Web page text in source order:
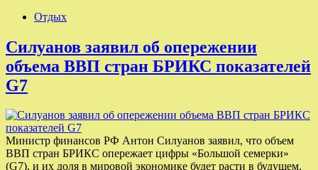
Отдых
Силуанов заявил об опережении
объема ВВП стран БРИКС показателей
G7
Министр финансов РФ Антон Силуанов заявил, что объем
ВВП стран БРИКС опережает цифры «Большой семерки»
(G7), и их доля в мировой экономике будет расти в будущем.